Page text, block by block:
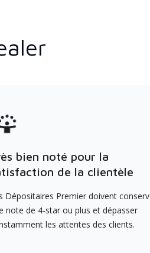
bien noté pour la
de la clientèle
Dépositaires Premier doivent
note de 4-star ou plus et dépasser
les attentes des clients.